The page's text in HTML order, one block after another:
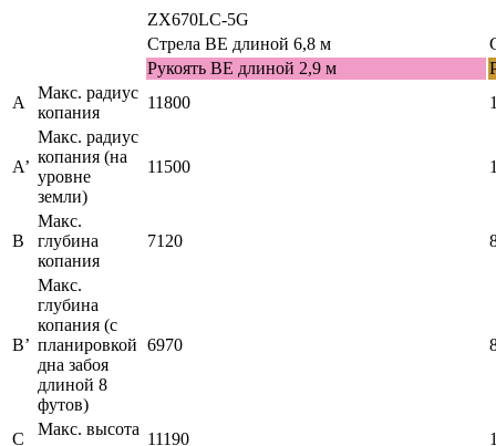
ZX670LC-5G
Стрела BE длиной 6,8 м
Рукоять BE длиной 2,9 м
А
Макс. радиус
копания
11800
А’
Макс. радиус
копания (на
уровне
земли)
11500
В
Макс.
глубина
копания
7120
В’
Макс.
глубина
копания (с
планировкой
дна забоя
длиной 8
футов)
6970
С
Макс. высота
11190